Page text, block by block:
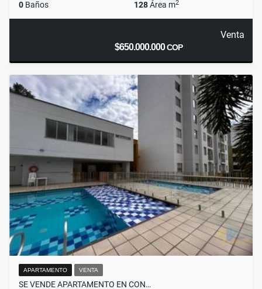
0 Baños 128Área m2
Venta
$650.000.000COP
APARTAMENTO VENTA
SE VENDE APARTAMENTO EN CON…